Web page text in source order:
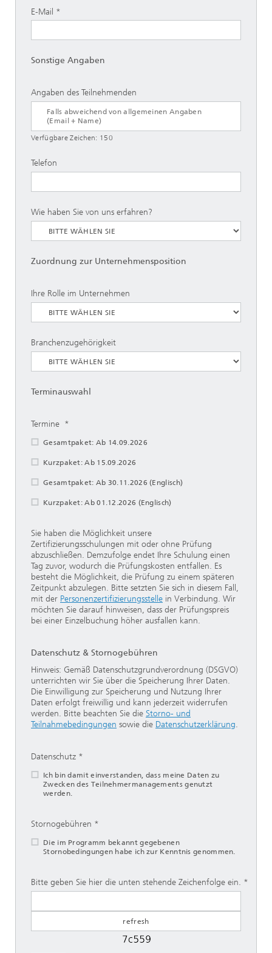
E-Mail
Sonstige Angaben
Angaben des Teilnehmenden
Verfügbare Zeichen: 150
Telefon
Wie haben Sie von uns erfahren?
Zuordnung zur Unternehmensposition
Ihre Rolle im Unternehmen
Branchenzugehörigkeit
Terminauswahl
Termine
Gesamtpaket: Ab 14.09.2026
Kurzpaket: Ab 15.09.2026
Gesamtpaket: Ab 30.11.2026 (Englisch)
Kurzpaket: Ab 01.12.2026 (Englisch)
Sie haben die Möglichkeit unsere
Zertifizierungsschulungen mit oder ohne Prüfung
abzuschließen. Demzufolge endet Ihre Schulung einen
Tag zuvor, wodurch die Prüfungskosten entfallen. Es
besteht die Möglichkeit, die Prüfung zu einem späteren
Zeitpunkt abzulegen. Bitte setzten Sie sich in diesem Fall,
mit der Personenzertifizierungsstelle in Verbindung. Wir
möchten Sie darauf hinweisen, dass der Prüfungspreis
bei einer Einzelbuchung höher ausfallen kann.
Datenschutz & Stornogebühren
Hinweis: Gemäß Datenschutzgrundverordnung (DSGVO)
unterrichten wir Sie über die Speicherung Ihrer Daten.
Die Einwilligung zur Speicherung und Nutzung Ihrer
Daten erfolgt freiwillig und kann jederzeit widerrufen
werden. Bitte beachten Sie die Storno- und
Teilnahmebedingungen sowie die Datenschutzerklärung.
Datenschutz
Ich bin damit einverstanden, dass meine Daten zu
Zwecken des Teilnehmermanagements genutzt
werden.
Stornogebühren
Die im Programm bekannt gegebenen
Stornobedingungen habe ich zur Kenntnis genommen.
Bitte geben Sie hier die unten stehende Zeichenfolge ein.